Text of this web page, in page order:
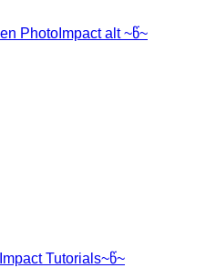
PhotoImpact alt ~წ~
Tutorials~წ~